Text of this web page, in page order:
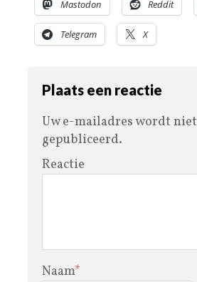
Mastodon Reddit
Telegram X
Plaats een reactie
Uw e-mailadres wordt niet
gepubliceerd.
Reactie
Naam*